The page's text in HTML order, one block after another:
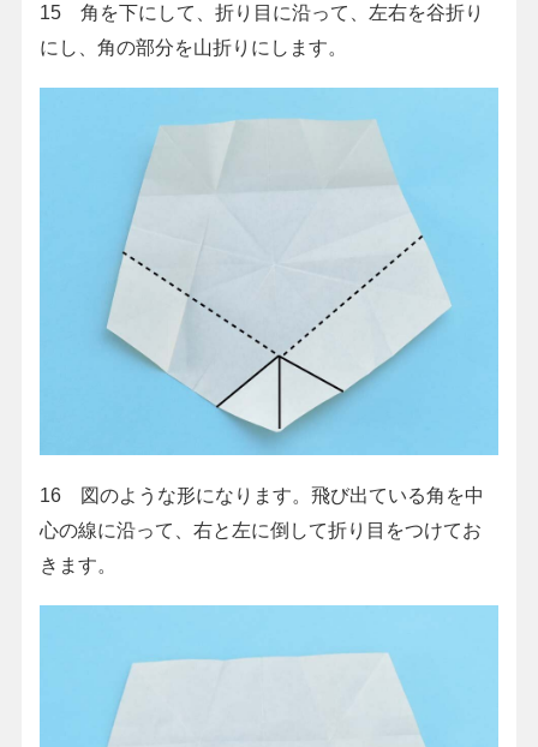
15 角を下にして、折り目に沿って、左右を谷折り
にし、角の部分を山折りにします。
16 図のような形になります。飛び出ている角を中
心の線に沿って、右と左に倒して折り目をつけてお
きます。